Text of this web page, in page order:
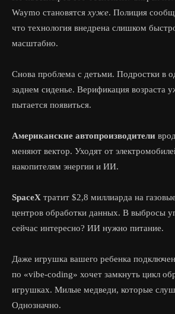
Waymo становятся хуже. Полиция
что технология внедрена слишком
масштабно.
Снова проблема с детьми. Подростки в
заднем сиденье. Верификация возраста
пытается появиться.
Американские автопроизводители
меняют вектор. Уходят от
накопителям энергии и ИИ.
SpaceX тратит $2,8 миллиарда на
центров обработки данных. В выбросы
сейчас интересно? ИИ нужно питание.
Даже игрушка вашего ребенка
по «vibe-coding» хочет замкнуть цикл
игрушках. Милые медведи, которые
Однозначно.